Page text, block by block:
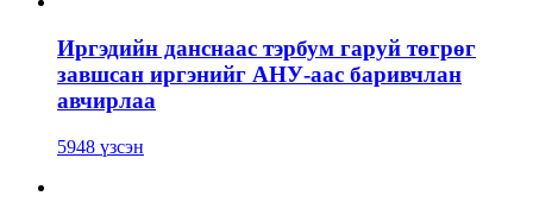
Иргэдийн данснаас тэрбум гаруй төгрөг
завшсан иргэнийг АНУ-аас баривчлан
авчирлаа
5948 үзсэн